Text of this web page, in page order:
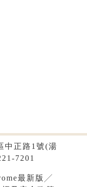
中正路1號(湯
7201
最新版╱